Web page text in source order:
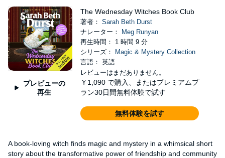
プレビューの
再生
The Wednesday Witches Book Club
著者： Sarah Beth Durst
ナレーター：
Meg Runyan
再生時間： 1 時間 9 分
シリーズ：
Magic & Mystery Collection
言語： 英語
レビューはまだありません。
￥1,090 で購入、またはプレミアムプ
ラン30日間無料体験で試す
無料体験を試す
A book-loving witch finds magic and mystery in a whimsical short
story about the transformative power of friendship and community